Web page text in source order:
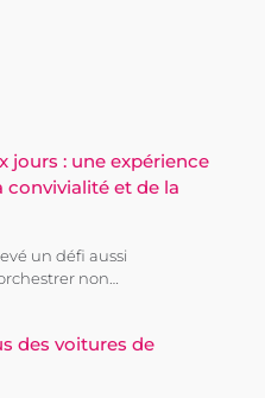
jours : une expérience
convivialité et de la
un défi aussi
non…
des voitures de